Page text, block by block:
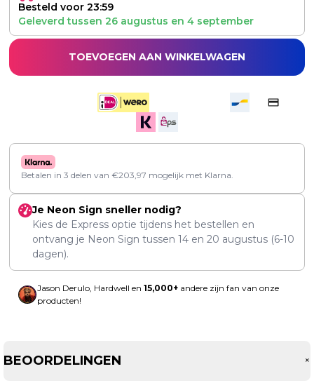
Besteld voor 23:59
Geleverd tussen 26 augustus en 4 september
TOEVOEGEN AAN WINKELWAGEN
Betalen in 3 delen van €203,97 mogelijk met Klarna.
Je Neon Sign sneller nodig?
Kies de Express optie tijdens het bestellen en
ontvang je Neon Sign tussen 14 en 20 augustus (6-10
dagen).
Jason Derulo, Hardwell en 15,000+ andere zijn fan van onze
producten!
BEOORDELINGEN +